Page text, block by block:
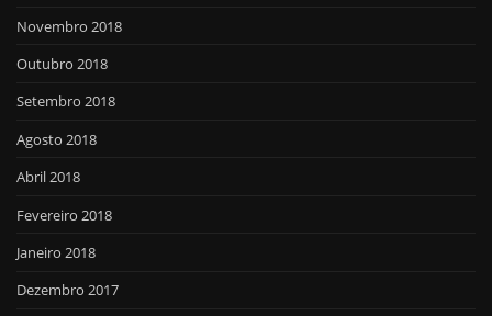
Novembro 2018
Outubro 2018
Setembro 2018
Agosto 2018
Abril 2018
Fevereiro 2018
Janeiro 2018
Dezembro 2017